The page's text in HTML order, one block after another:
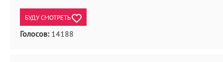
БУДУ СМОТРЕТЬ
Голосов: 14188